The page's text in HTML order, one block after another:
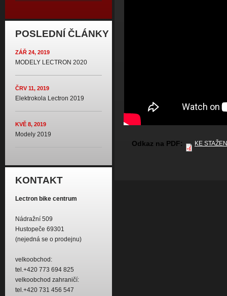
POSLEDNÍ ČLÁNKY
ZÁŘ 24, 2019
MODELY LECTRON 2020
ČRV 11, 2019
Elektrokola Lectron 2019
KVĚ 8, 2019
Modely 2019
KONTAKT
Lectron bike centrum
Nádražní 509
Hustopeče 69301
(nejedná se o prodejnu)
velkoobchod:
tel.+420 773 694 825
velkoobchod zahraničí:
tel.+420 731 456 547
Odkaz na PDF: KE